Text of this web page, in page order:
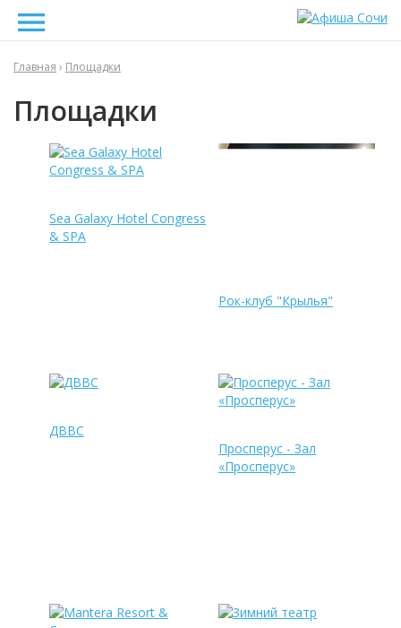
Главная › Площадки
Площадки
Sea Galaxy Hotel Congress
& SPA
Рок-клуб "Крылья"
ДВВС
Просперус - Зал
«Просперус»